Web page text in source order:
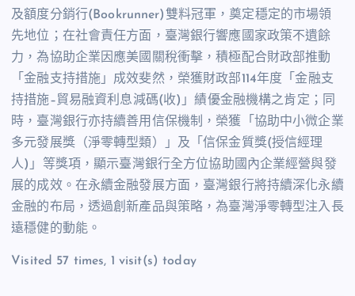
及額度分銷行(Bookrunner)雙料冠軍，奠定穩定的市場領
先地位；在社會責任方面，臺灣銀行響應國家政策不遺餘
力，為協助企業因應美國關稅衝擊，積極配合財政部推動
「金融支持措施」成效斐然，榮獲財政部114年度「金融支
持措施–貿易融資利息減碼(收) 」績優金融機構之肯定；同
時，臺灣銀行亦持續善用信保機制，榮獲「協助中小微企業
多元發展獎（淨零轉型類）」及「信保金質獎(授信經理
人) 」等獎項，顯示臺灣銀行全方位協助國內企業經營與發
展的成效。在永續金融發展方面，臺灣銀行將持續深化永續
金融的布局，透過創新產品與策略，為臺灣淨零轉型注入長
遠穩健的動能。
Visited 57 times, 1 visit(s) today